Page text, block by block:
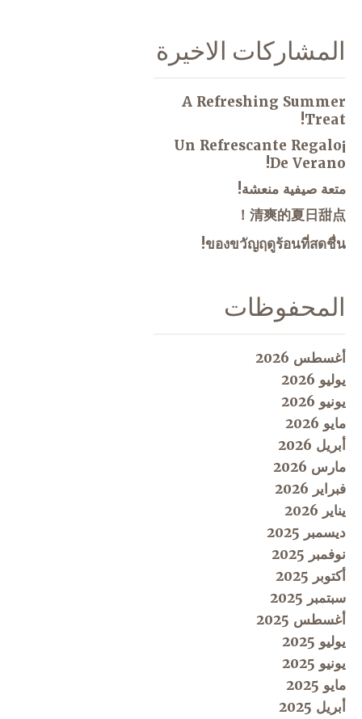
المشاركات الاخيرة
A Refreshing Summer
Treat!
¡Un Refrescante Regalo
De Verano!
متعة صيفية منعشة!
清爽的夏日甜点！
ของขวัญฤดูร้อนที่สดชื่น!
المحفوظات
أغسطس 2026
يوليو 2026
يونيو 2026
مايو 2026
أبريل 2026
مارس 2026
فبراير 2026
يناير 2026
ديسمبر 2025
نوفمبر 2025
أكتوبر 2025
سبتمبر 2025
أغسطس 2025
يوليو 2025
يونيو 2025
مايو 2025
أبريل 2025